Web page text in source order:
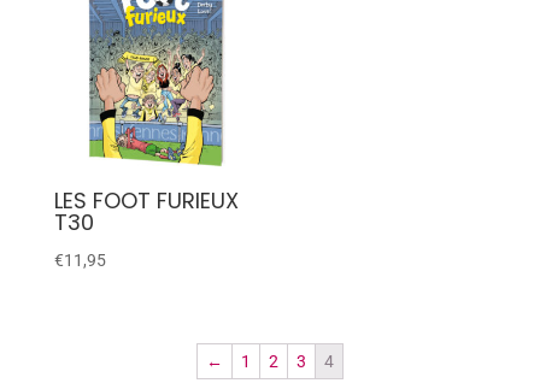
LES FOOT FURIEUX
T30
€11,95
← 1 2 3 4